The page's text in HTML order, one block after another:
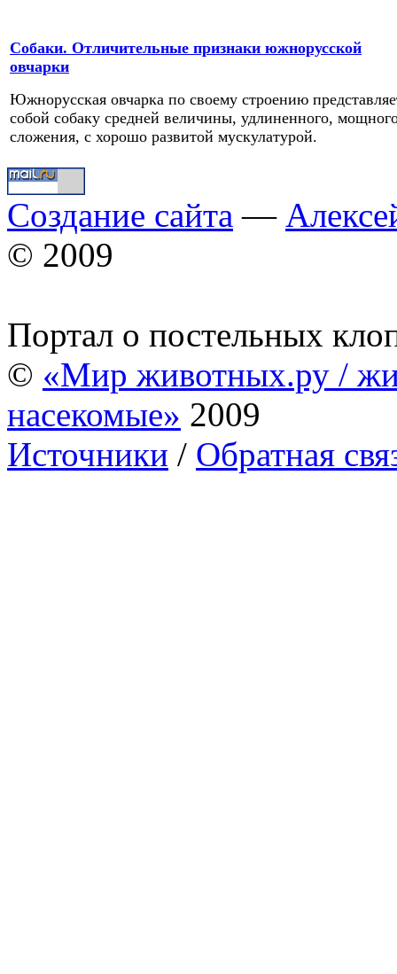
Собаки. Отличительные признаки южнорусской
овчарки
Южнорусская овчарка по своему строению
собой собаку средней величины, удлиненного,
сложения, с хорошо развитой мускулатурой.
Создание сайта —
© 2009
Портал о постельных
© «Мир животных.ру /
насекомые» 2009
Источники / Обратная